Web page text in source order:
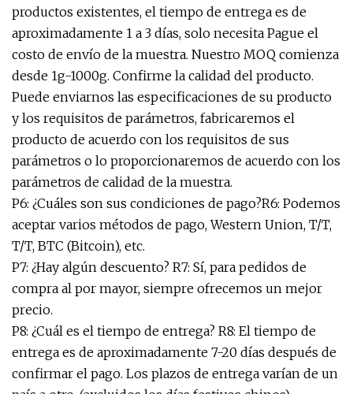
productos existentes, el tiempo de entrega es de
aproximadamente 1 a 3 días, solo necesita Pague el
costo de envío de la muestra. Nuestro MOQ comienza
desde 1g-1000g. Confirme la calidad del producto.
Puede enviarnos las especificaciones de su producto
y los requisitos de parámetros, fabricaremos el
producto de acuerdo con los requisitos de sus
parámetros o lo proporcionaremos de acuerdo con los
parámetros de calidad de la muestra.
P6: ¿Cuáles son sus condiciones de pago?R6: Podemos
aceptar varios métodos de pago, Western Union, T/T,
T/T, BTC (Bitcoin), etc.
P7: ¿Hay algún descuento? R7: Sí, para pedidos de
compra al por mayor, siempre ofrecemos un mejor
precio.
P8: ¿Cuál es el tiempo de entrega? R8: El tiempo de
entrega es de aproximadamente 7-20 días después de
confirmar el pago. Los plazos de entrega varían de un